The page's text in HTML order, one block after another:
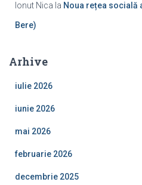
Ionut Nica la Noua rețea socială
Bere)
Arhive
iulie 2026
iunie 2026
mai 2026
februarie 2026
decembrie 2025